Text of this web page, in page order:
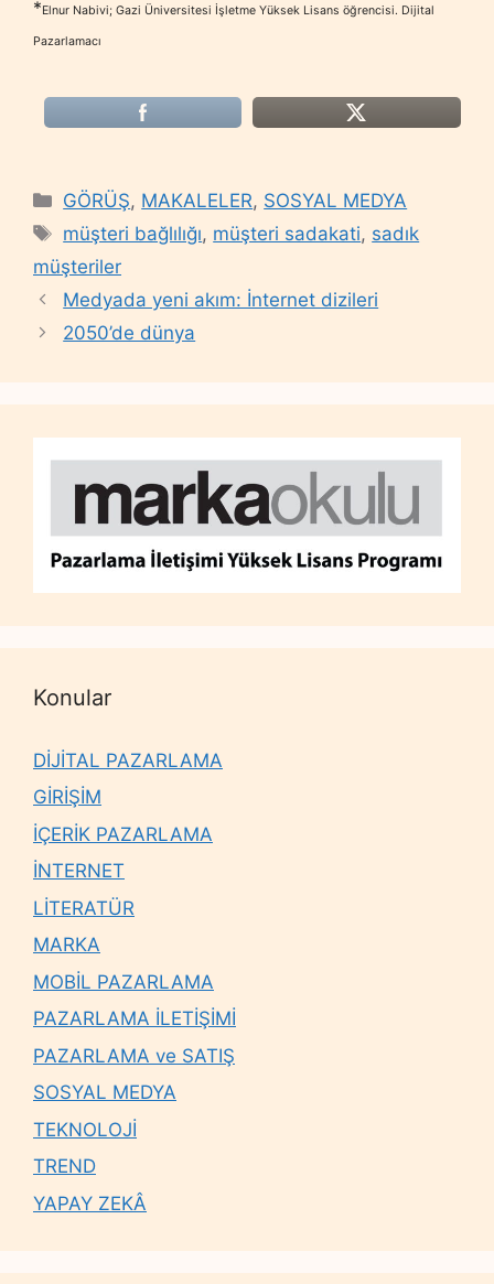
*Elnur Nabivi; Gazi Üniversitesi İşletme Yüksek Lisans öğrencisi. Dijital
Pazarlamacı
Categories
GÖRÜŞ, MAKALELER, SOSYAL MEDYA
Tags
müşteri bağlılığı, müşteri sadakati, sadık
müşteriler
Medyada yeni akım: İnternet dizileri
2050’de dünya
Konular
DİJİTAL PAZARLAMA
GİRİŞİM
İÇERİK PAZARLAMA
İNTERNET
LİTERATÜR
MARKA
MOBİL PAZARLAMA
PAZARLAMA İLETİŞİMİ
PAZARLAMA ve SATIŞ
SOSYAL MEDYA
TEKNOLOJİ
TREND
YAPAY ZEKÂ